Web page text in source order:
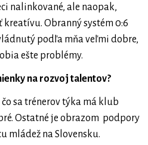
nalinkované, ale naopak,
Obranný systém 0:6
podľa mňa veľmi dobre,
ešte problémy.
na rozvoj talentov?
sa trénerov týka má klub
Ostatné je obrazom podpory
mládež na Slovensku.